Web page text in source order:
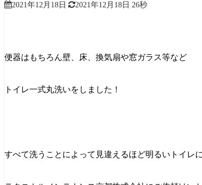
2021年12月18日 2021年12月18日 26秒
便器はもちろん壁、床、換気扇や窓ガラス等など
トイレ一式丸洗いをしました！
すべて洗うことによって見違えるほど明るいトイレ